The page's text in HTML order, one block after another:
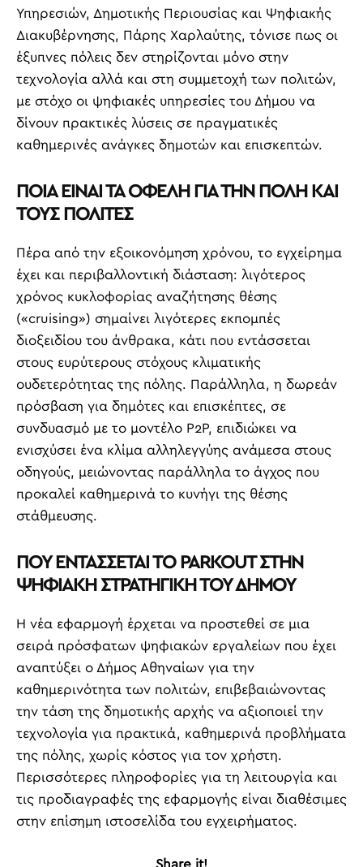
Υπηρεσιών, Δημοτικής Περιουσίας και Ψηφιακής
Διακυβέρνησης, Πάρης Χαρλαύτης, τόνισε πως οι
έξυπνες πόλεις δεν στηρίζονται μόνο στην
τεχνολογία αλλά και στη συμμετοχή των πολιτών,
με στόχο οι ψηφιακές υπηρεσίες του Δήμου να
δίνουν πρακτικές λύσεις σε πραγματικές
καθημερινές ανάγκες δημοτών και επισκεπτών.
ΠΟΙΑ ΕΙΝΑΙ ΤΑ ΟΦΕΛΗ ΓΙΑ ΤΗΝ ΠΟΛΗ ΚΑΙ
ΤΟΥΣ ΠΟΛΙΤΕΣ
Πέρα από την εξοικονόμηση χρόνου, το εγχείρημα
έχει και περιβαλλοντική διάσταση: λιγότερος
χρόνος κυκλοφορίας αναζήτησης θέσης
(«cruising») σημαίνει λιγότερες εκπομπές
διοξειδίου του άνθρακα, κάτι που εντάσσεται
στους ευρύτερους στόχους κλιματικής
ουδετερότητας της πόλης. Παράλληλα, η δωρεάν
πρόσβαση για δημότες και επισκέπτες, σε
συνδυασμό με το μοντέλο P2P, επιδιώκει να
ενισχύσει ένα κλίμα αλληλεγγύης ανάμεσα στους
οδηγούς, μειώνοντας παράλληλα το άγχος που
προκαλεί καθημερινά το κυνήγι της θέσης
στάθμευσης.
ΠΟΥ ΕΝΤΑΣΣΕΤΑΙ ΤΟ PARKOUT ΣΤΗΝ
ΨΗΦΙΑΚΗ ΣΤΡΑΤΗΓΙΚΗ ΤΟΥ ΔΗΜΟΥ
Η νέα εφαρμογή έρχεται να προστεθεί σε μια
σειρά πρόσφατων ψηφιακών εργαλείων που έχει
αναπτύξει ο Δήμος Αθηναίων για την
καθημερινότητα των πολιτών, επιβεβαιώνοντας
την τάση της δημοτικής αρχής να αξιοποιεί την
τεχνολογία για πρακτικά, καθημερινά προβλήματα
της πόλης, χωρίς κόστος για τον χρήστη.
Περισσότερες πληροφορίες για τη λειτουργία και
τις προδιαγραφές της εφαρμογής είναι διαθέσιμες
στην επίσημη ιστοσελίδα του εγχειρήματος.
Share it!